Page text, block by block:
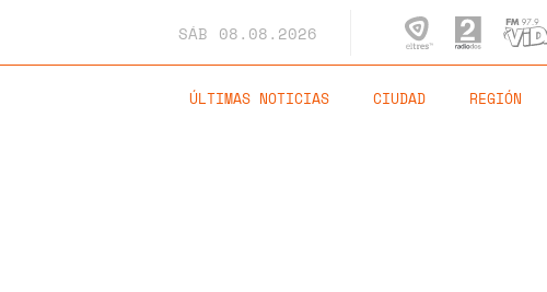
SÁB 08.08.2026
ÚLTIMAS NOTICIAS CIUDAD REGIÓN